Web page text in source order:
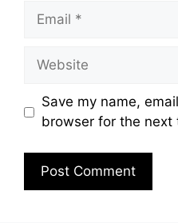
Email
Website
Save my name,
browser for the next